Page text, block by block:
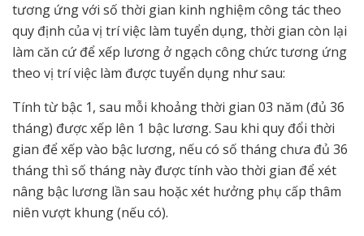
tương ứng với số thời gian kinh nghiệm công tác theo
quy định của vị trí việc làm tuyển dụng, thời gian còn lại
làm căn cứ để xếp lương ở ngạch công chức tương ứng
theo vị trí việc làm được tuyển dụng như sau:
Tính từ bậc 1, sau mỗi khoảng thời gian 03 năm (đủ 36
tháng) được xếp lên 1 bậc lương. Sau khi quy đổi thời
gian để xếp vào bậc lương, nếu có số tháng chưa đủ 36
tháng thì số tháng này được tính vào thời gian để xét
nâng bậc lương lần sau hoặc xét hưởng phụ cấp thâm
niên vượt khung (nếu có).